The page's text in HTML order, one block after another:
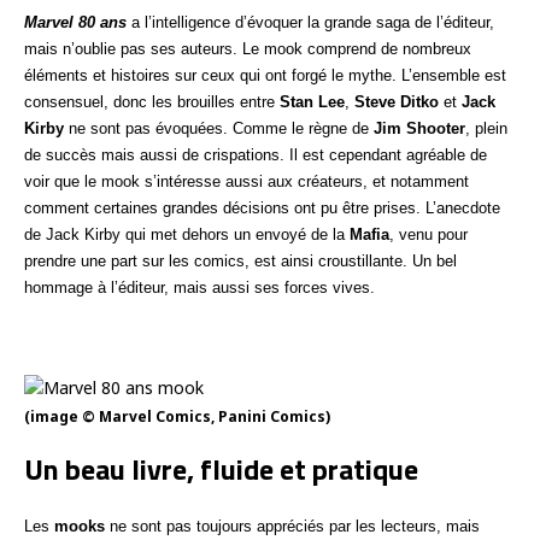
Marvel 80 ans a l’intelligence d’évoquer la grande saga de l’éditeur,
mais n’oublie pas ses auteurs. Le mook comprend de nombreux
éléments et histoires sur ceux qui ont forgé le mythe. L’ensemble est
consensuel, donc les brouilles entre Stan Lee, Steve Ditko et Jack
Kirby ne sont pas évoquées. Comme le règne de Jim Shooter, plein
de succès mais aussi de crispations. Il est cependant agréable de
voir que le mook s’intéresse aussi aux créateurs, et notamment
comment certaines grandes décisions ont pu être prises. L’anecdote
de Jack Kirby qui met dehors un envoyé de la Mafia, venu pour
prendre une part sur les comics, est ainsi croustillante. Un bel
hommage à l’éditeur, mais aussi ses forces vives.
(image © Marvel Comics, Panini Comics)
Un beau livre, fluide et pratique
Les mooks ne sont pas toujours appréciés par les lecteurs, mais